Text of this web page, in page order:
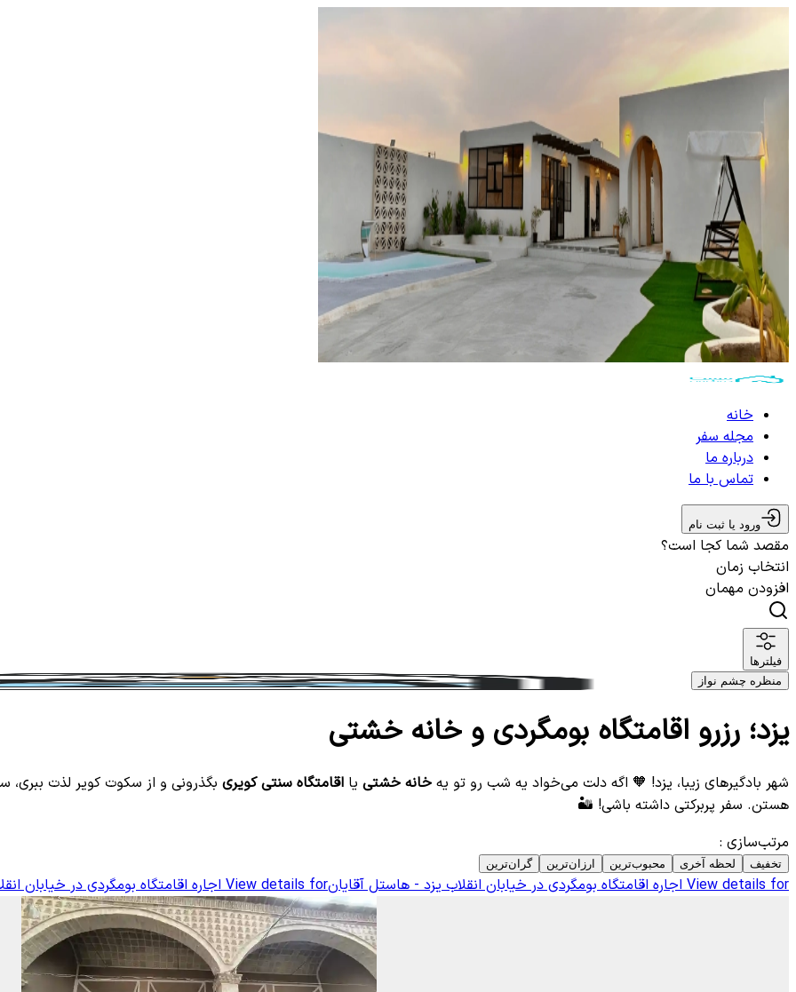
خانه
مجله سفر
درباره ما
تماس با ما
ورود یا ثبت نام
مقصد شما کجا است؟
انتخاب زمان
افزودن مهمان
فیلترها
منظره چشم نواز
یزد؛ رزرو اقامتگاه بومگردی و خانه خشتی
شهر بادگیرهای زیبا، یزد! 🧡 اگه دلت می‌خواد یه شب رو تو یه خانه خشتی یا اقامتگاه سنتی کویری بگذرونی و از سکوت کویر لذت ببری،
هستن. سفر پربرکتی داشته باشی! 🏜️
مرتب‌سازی :
تخفیف لحظه آخری محبوب‌ترین ارزان‌ترین گران‌ترین
View details for اجاره اقامتگاه بومگردی در خیابان انقلاب یزد - هاستل آقایانView details for اجاره اقامتگاه بومگردی در خیابان